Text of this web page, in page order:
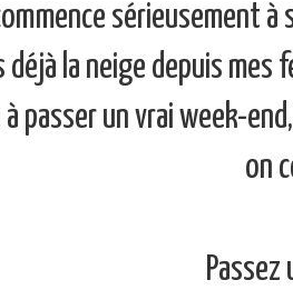
sérieusement à
déjà la neige depuis
à passer un vrai week-
on